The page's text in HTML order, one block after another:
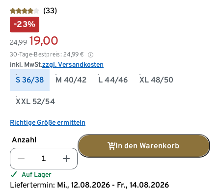
(33)
-23%
24,99 19,00
30-Tage-Bestpreis: 24,99 €
inkl. MwSt.zzgl. Versandkosten
S 36/38 M 40/42 L 44/46 XL 48/50
XXL 52/54
Richtige Größe ermitteln
Anzahl
In den Warenkorb
Auf Lager
Liefertermin: Mi., 12.08.2026 - Fr., 14.08.2026